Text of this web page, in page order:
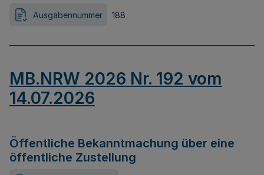
Ausgabennummer 188
MB.NRW 2026 Nr. 192 vom
14.07.2026
Öffentliche Bekanntmachung über eine
öffentliche Zustellung